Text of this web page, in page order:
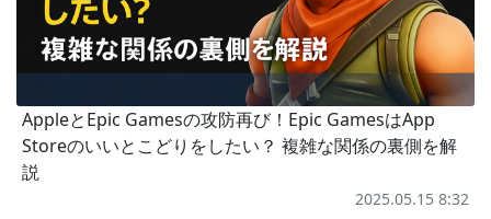
AppleとEpic Gamesの攻防再び！Epic GamesはApp
Storeのいいとこどりをしたい？ 複雑な関係の裏側を解
説
2025.05.15 8:32